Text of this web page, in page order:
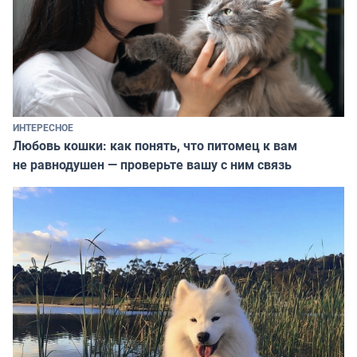
ИНТЕРЕСНОЕ
Любовь кошки: как понять, что питомец к вам
не равнодушен — проверьте вашу с ним связь